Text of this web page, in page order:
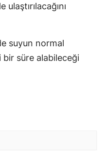
suyun normal
bir süre alabileceği